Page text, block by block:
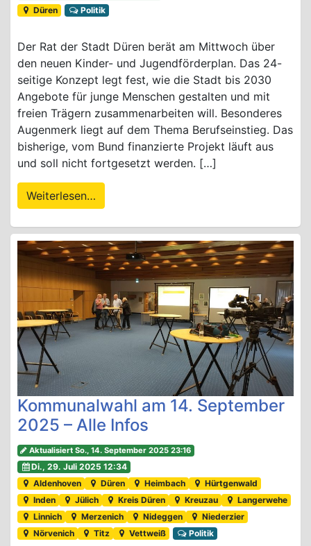
Düren
Politik
Der Rat der Stadt Düren berät am Mittwoch über
den neuen Kinder- und Jugendförderplan. Das 24-
seitige Konzept legt fest, wie die Stadt bis 2030
Angebote für junge Menschen gestalten und mit
freien Trägern zusammenarbeiten will. Besonderes
Augenmerk liegt auf dem Thema Berufseinstieg. Das
bisherige, vom Bund finanzierte Projekt läuft aus
und soll nicht fortgesetzt werden. […]
Weiterlesen…
Kommunalwahl am 14. September
2025 – Alle Infos
Aktualisiert So., 14. September 2025 23:16
Di., 29. Juli 2025 12:34
Aldenhoven
Düren Heimbach
Hürtgenwald
Inden
Jülich Kreis Düren Kreuzau
Langerwehe
Linnich
Merzenich Nideggen
Niederzier
Nörvenich
Titz Vettweiß Politik